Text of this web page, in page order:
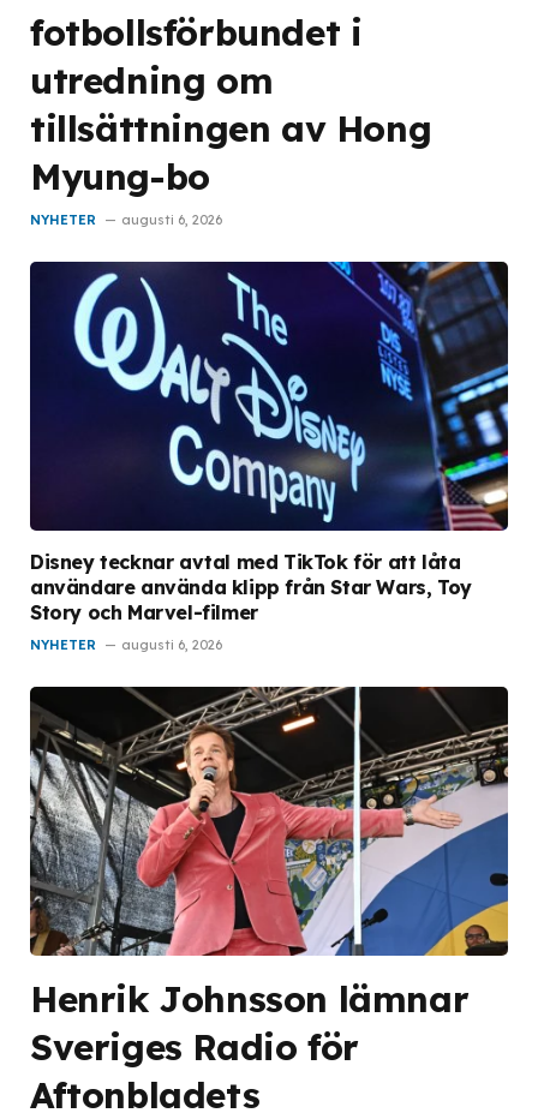
fotbollsförbundet i
utredning om
tillsättningen av Hong
Myung-bo
NYHETER augusti 6, 2026
Disney tecknar avtal med TikTok för att låta
användare använda klipp från Star Wars, Toy
Story och Marvel-filmer
NYHETER augusti 6, 2026
Henrik Johnsson lämnar
Sveriges Radio för
Aftonbladets